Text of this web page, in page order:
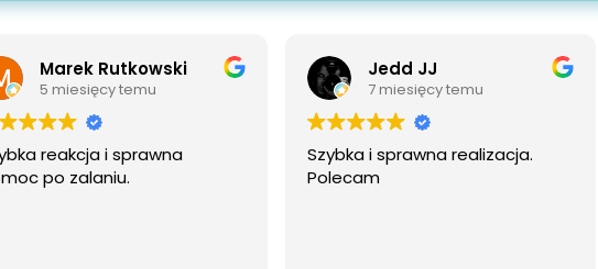
Jedd JJ
7 miesięcy temu
Szybka i sprawna realizacja.
Polecam
Mateusz Kmiecik
7 miesięcy temu
Bardzo polecam. Wydajny
sprzęt i dobra obsługa.